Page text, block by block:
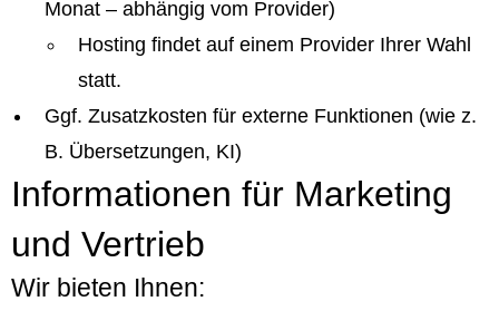
Monat – abhängig vom Provider)
Hosting findet auf einem Provider Ihrer Wahl
statt.
Ggf. Zusatzkosten für externe Funktionen (wie z.
B. Übersetzungen, KI)
Informationen für Marketing
und Vertrieb
Wir bieten Ihnen: